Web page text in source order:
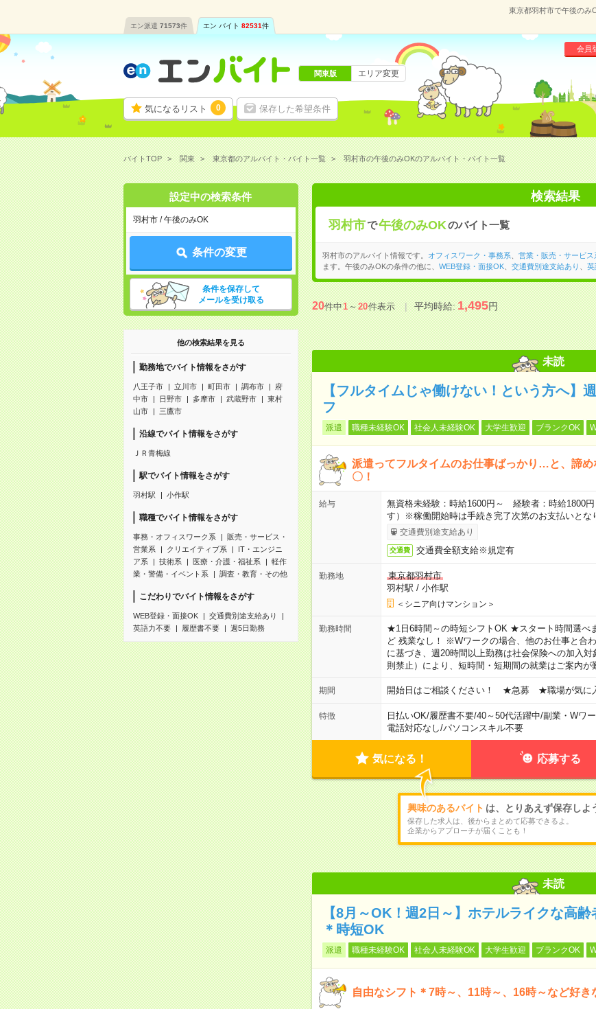
東京都羽村市で午後のみ
エン派遣 71573件 エン バイト 82531件
気になるリスト 0 保存した希望条件
会員
関東版 エリア変更
バイトTOP 関東 東京都のアルバイト・バイト一覧 羽村市の午後のみOKのアルバイト・バイト一覧
設定中の検索条件
羽村市 / 午後のみOK
条件の変更
条件を保存して
メールを受け取る
他の検索結果を見る
勤務地でバイト情報をさがす
八王子市 立川市 町田市 調布市
府
中市
日野市 多摩市 武蔵野市
東村
山市
三鷹市
沿線でバイト情報をさがす
ＪＲ青梅線
駅でバイト情報をさがす
羽村駅 小作駅
職種でバイト情報をさがす
事務・オフィスワーク系
販売・サービス・
営業系
クリエイティブ系
IT・エンジニ
ア系
技術系 医療・介護・福祉系
軽作
業・警備・イベント系
調査・教育・その他
こだわりでバイト情報をさがす
WEB登録・面接OK
交通費別途支給あり
英語力不要
履歴書不要 週5日勤務
検索結果
羽村市で午後のみOKのバイト一覧
羽村市のアルバイト情報です。 オフィスワーク・事務系 営業・販売・サービス
ます。午後のみOKの条件の他に、 WEB登録・面接OK、 交通費別途支給あり 英
20件中1～20件表示 平均時給:1,495円
未読
【フルタイムじゃ働けない！という方へ】
フ
派遣 職種未経験OK 社会人未経験OK 大学生歓迎 ブランクOK
派遣ってフルタイムのお仕事ばっかり…と、諦
〇！
給与
無資格未経験：時給1600円～ 経験者：時給1800
す）※稼働開始時は手続き完了次第のお支払いとな
交通費別途支給あり
交通費 交通費全額支給※規定有
勤務地
東京都羽村市
羽村駅 / 小作駅
＜シニア向けマンション＞
勤務時間
★1日6時間～の時短シフトOK ★スタート時間選べ
ど 残業なし！ ※Wワークの場合、他のお仕事と合
に基づき、週20時間以上勤務は社会保険への加入
則禁止）により、短時間・短期間の就業はご案内が
期間 開始日はご相談ください！ ★急募 ★職場が気に入
特徴 日払いOK/履歴書不要/40～50代活躍中/副業・Wワ
電話対応なし/パソコンスキル不要
気になる！ 応募する
興味のあるバイト は、とりあえず保存しよ
保存した求人は、後からまとめて応募できるよ。
企業からアプローチが届くことも！
未読
【8月～OK！週2日～】ホテルライクな高
＊時短OK
派遣 職種未経験OK 社会人未経験OK 大学生歓迎 ブランクOK
自由なシフト＊7時～、11時～、16時～など好き